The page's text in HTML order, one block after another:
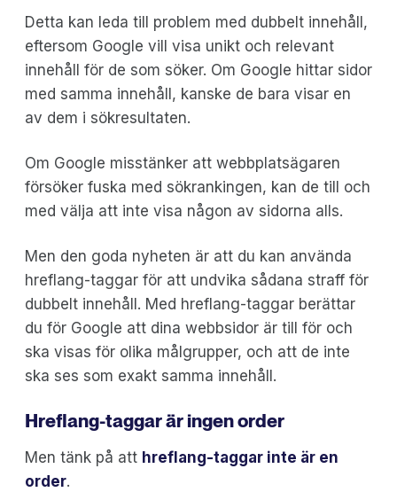
Detta kan leda till problem med dubbelt innehåll,
eftersom Google vill visa unikt och relevant
innehåll för de som söker. Om Google hittar sidor
med samma innehåll, kanske de bara visar en
av dem i sökresultaten.
Om Google misstänker att webbplatsägaren
försöker fuska med sökrankingen, kan de till och
med välja att inte visa någon av sidorna alls.
Men den goda nyheten är att du kan använda
hreflang-taggar för att undvika sådana straff för
dubbelt innehåll. Med hreflang-taggar berättar
du för Google att dina webbsidor är till för och
ska visas för olika målgrupper, och att de inte
ska ses som exakt samma innehåll.
Hreflang-taggar är ingen order
Men tänk på att hreflang-taggar inte är en
order.